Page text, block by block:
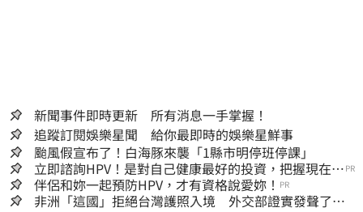
新聞事件即時更新 所有消息一手掌握！
追蹤訂閱娛樂星聞 給你最即時的娛樂星鮮事
颱風假宣布了！白海豚來襲「1縣市明停班停課」
立即諮詢HPV！是對自己健康最好的投資，把握現在不
嫌晚！
PR
伴侶和妳一起預防HPV，才有資格說愛妳！ PR
非洲「這國」拒絕台灣護照入境 外交部證實發聲了：